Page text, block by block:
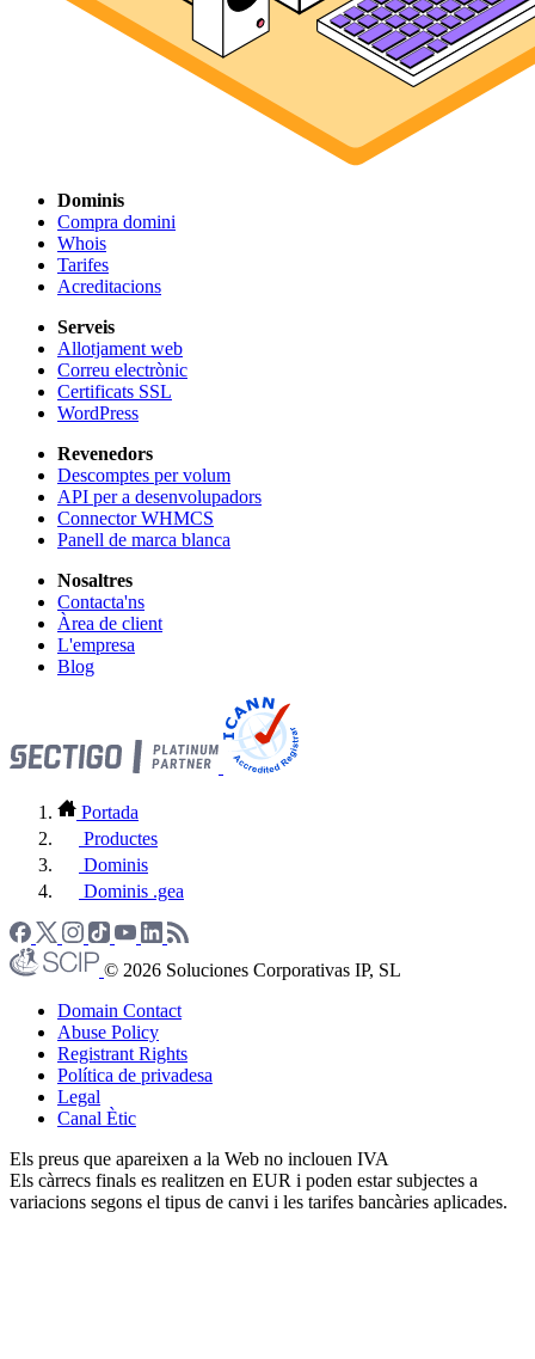
Dominis
Compra domini
Whois
Tarifes
Acreditacions
Serveis
Allotjament web
Correu electrònic
Certificats SSL
WordPress
Revenedors
Descomptes per volum
API per a desenvolupadors
Connector WHMCS
Panell de marca blanca
Nosaltres
Contacta'ns
Àrea de client
L'empresa
Blog
Portada
Productes
Dominis
Dominis .gea
© 2026 Soluciones Corporativas IP, SL
Domain Contact
Abuse Policy
Registrant Rights
Política de privadesa
Legal
Canal Ètic
Els preus que apareixen a la Web no inclouen IVA
Els càrrecs finals es realitzen en EUR i poden estar subjectes a
variacions segons el tipus de canvi i les tarifes bancàries aplicades.